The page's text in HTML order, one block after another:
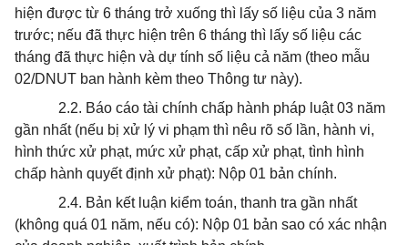
hiện được từ 6 tháng trở xuống thì lấy số liệu của 3 năm
trước; nếu đã thực hiện trên 6 tháng thì lấy số liệu các
tháng đã thực hiện và dự tính số liệu cả năm (theo mẫu
02/DNUT ban hành kèm theo Thông tư này).
2.2. Báo cáo tài chính chấp hành pháp luật 03 năm
gần nhất (nếu bị xử lý vi phạm thì nêu rõ số lần, hành vi,
hình thức xử phạt, mức xử phạt, cấp xử phạt, tình hình
chấp hành quyết định xử phạt): Nộp 01 bản chính.
2.4. Bản kết luận kiểm toán, thanh tra gần nhất
(không quá 01 năm, nếu có): Nộp 01 bản sao có xác nhận